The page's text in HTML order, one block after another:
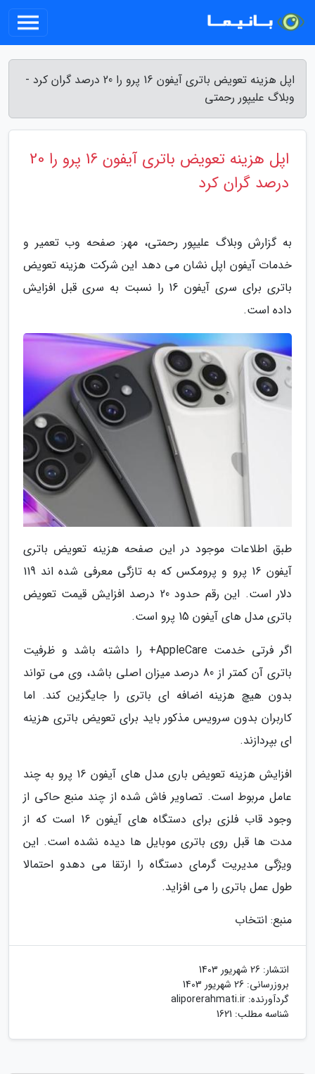
اپل هزینه تعویض باتری آیفون 16 پرو را 20 درصد گران کرد -
وبلاگ علیپور رحمتی
اپل هزینه تعویض باتری آیفون 16 پرو را 20
درصد گران کرد
به گزارش وبلاگ علیپور رحمتی، مهر: صفحه وب تعمیر و
خدمات آیفون اپل نشان می دهد این شرکت هزینه تعویض
باتری برای سری آیفون 16 را نسبت به سری قبل افزایش
داده است.
طبق اطلاعات موجود در این صفحه هزینه تعویض باتری
آیفون 16 پرو و پرومکس که به تازگی معرفی شده اند 119
دلار است. این رقم حدود 20 درصد افزایش قیمت تعویض
باتری مدل های آیفون 15 پرو است.
اگر فرتی خدمت AppleCare+ را داشته باشد و ظرفیت
باتری آن کمتر از 80 درصد میزان اصلی باشد، وی می تواند
بدون هیچ هزینه اضافه ای باتری را جایگزین کند. اما
کاربران بدون سرویس مذکور باید برای تعویض باتری هزینه
ای بپردازند.
افزایش هزینه تعویض باری مدل های آیفون 16 پرو به چند
عامل مربوط است. تصاویر فاش شده از چند منبع حاکی از
وجود قاب فلزی برای دستگاه های آیفون 16 است که از
مدت ها قبل روی باتری موبایل ها دیده نشده است. این
ویژگی مدیریت گرمای دستگاه را ارتقا می دهدو احتمالا
طول عمل باتری را می افزاید.
منبع: انتخاب
انتشار: 26 شهریور 1403
بروزرسانی: 26 شهریور 1403
گردآورنده: aliporerahmati.ir
شناسه مطلب: 1621